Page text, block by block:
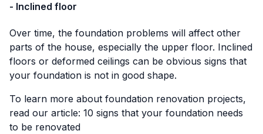
- Inclined floor
Over time, the foundation problems will affect other
parts of the house, especially the upper floor. Inclined
floors or deformed ceilings can be obvious signs that
your foundation is not in good shape.
To learn more about foundation renovation projects,
read our article: 10 signs that your foundation needs
to be renovated